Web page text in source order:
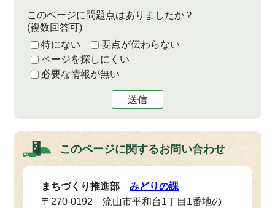
このページに問題点はありましたか？
(複数回答可)
特にない
要点が伝わらない
ページを探しにくい
必要な情報が無い
送信
このページに関するお問い合わせ
まちづくり推進部みどりの課
〒270-0192 流山市平和台1丁目1番地の